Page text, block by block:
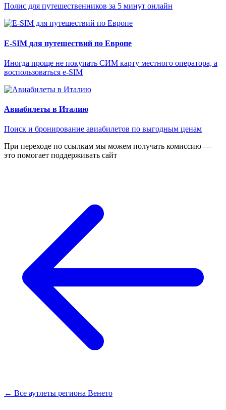
Полис для путешественников за 5 минут онлайн
E-SIM для путешествий по Европе
Иногда проще не покупать СИМ карту местного оператора, а
воспользоваться e-SIM
Авиабилеты в Италию
Поиск и бронирование авиабилетов по выгодным ценам
При переходе по ссылкам мы можем получать комиссию —
это помогает поддерживать сайт
← Все аутлеты региона Венето